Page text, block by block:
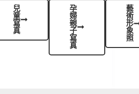
兒
童
寫
真
孕
婦
親
子
寫
真
藝
術
形
象
照